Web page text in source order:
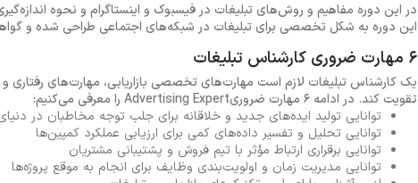
در این دوره مفاهیم و روش‌های تبلیغات در فیسبوک و اینستاگرام و نحوه
این دوره به شکل تخصصی برای تبلیغات در شبکه‌های اجتماعی طراحی شده و
6 مهارت ضروری کارشناس تبلیغات
یک کارشناس تبلیغات لازم است مهارت‌های تخصصی بازاریابی، مهارت‌های رفتاری و
تقویت کند. در ادامه 6 مهارت ضروریAdvertising Expert را معرفی می‌کنیم:
توانایی تولید ایده‌های جدید و خلاقانه برای جلب توجه مخاطبان در
توانایی تحلیل و تفسیر داده‌های کمی برای ارزیابی عملکرد کمپین‌ها
توانایی برقراری ارتباط مؤثر با تیم‌ فروش و پشتیبانی مشتریان
توانایی مدیریت زمان و اولویت‌بندی وظایف برای انجام به موقع پروژه‌ها